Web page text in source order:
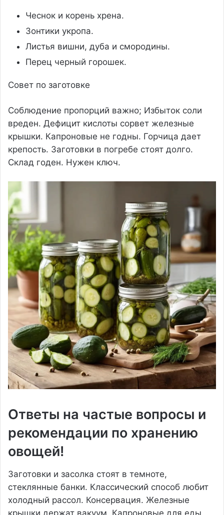
Чеснок и корень хрена.
Зонтики укропа.
Листья вишни, дуба и смородины.
Перец черный горошек.
Совет по заготовке
Соблюдение пропорций важно; Избыток соли
вреден. Дефицит кислоты сорвет железные
крышки. Капроновые не годны. Горчица дает
крепость. Заготовки в погребе стоят долго.
Склад годен. Нужен ключ.
Ответы на частые вопросы и
рекомендации по хранению
овощей!
Заготовки и засолка стоят в темноте,
стеклянные банки. Классический способ любит
холодный рассол. Консервация. Железные
крышки держат вакуум. Капроновые для еды